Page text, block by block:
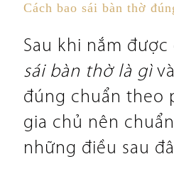
Cách bao sái bàn thờ
Sau khi nắm được
sái bàn thờ là gì
đúng chuẩn theo
gia chủ nên
những điều sau